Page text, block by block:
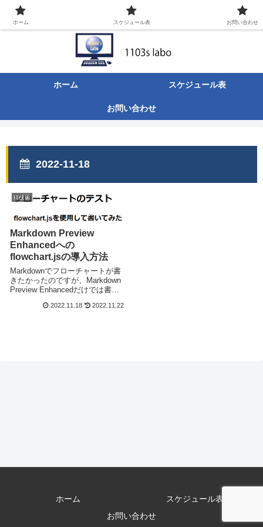
ITなんでも屋の日々のあれこれ。
ホーム スケジュール表
お問い合わせ
2022-11-18
IT技術
Markdown Preview
Enhancedへの
flowchart.jsの導入方法
Markdownでフローチャートが書
きたかったのですが、Markdown
Preview Enhancedだけでは書け
flowchart.jsを使うのですが、こ
2022.11.18 2022.11.22
ホーム
スケジュール表
お問い合わせ
ホーム スケジュール表 お問い合わせ